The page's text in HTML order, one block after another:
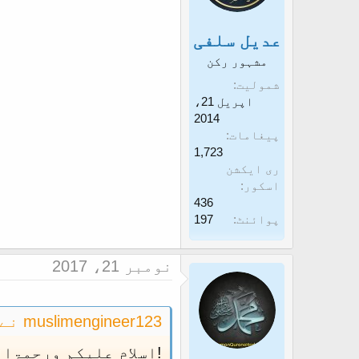
:
عدیل سلفی
مشہور رکن
شمولیت
اپریل 21،
2014
پیغامات
1,723
ری ایکشن
اسکور
436
پوائنٹ
197
نومبر 21، 2017
muslimengineer123 نے کہا ہے:
!اسلام علیکم